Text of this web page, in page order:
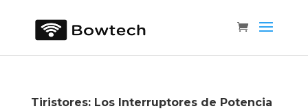
Tiristores: Los Interruptores de Potencia